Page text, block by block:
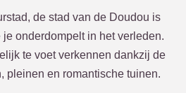
de stad van de Doudou is
onderdompelt in het verleden.
te voet verkennen dankzij de
pleinen en romantische tuinen.